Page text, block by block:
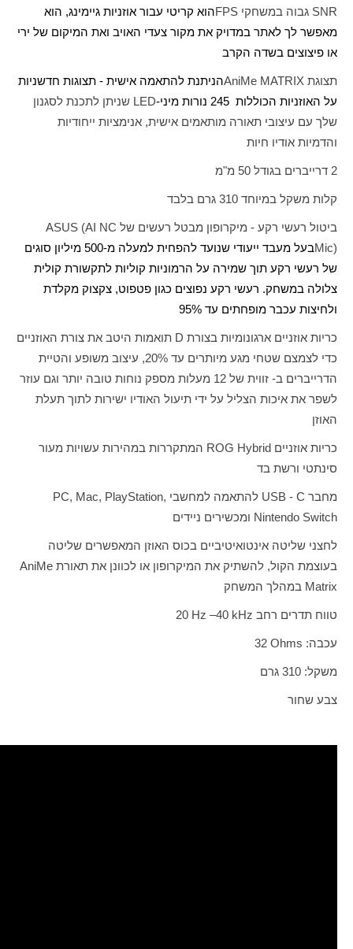
SNR גבוה במשחקי FPSהוא קריטי עבור אוזניות גיימינג, הוא
מאפשר לך לאתר במדויק את מקור צעדי האויב ואת המיקום של ירי
או פיצוצים בשדה הקרב
תצוגת AniMe MATRIXהניתנת להתאמה אישית - תצוגות חדשניות
על האוזניות הכוללות 245 נורות מיני-
LED שניתן לתכנת לסגנון
שלך עם עיצובי תאורה מותאמים אישית, אנימציות ייחודיות
והדמיות אודיו חיות
2 דרייברים בגודל 50 מ"מ
קלות משקל במיוחד 310 גרם בלבד
ביטול רעשי רקע - מיקרופון מבטל רעשים של ASUS (AI NC
Mic)
בעל מעבד ייעודי שנועד להפחית למעלה מ-500 מיליון סוגים
של רעשי רקע תוך שמירה על הרמוניות קוליות לתקשורת קולית
צלולה במשחק. רעשי רקע נפוצים כגון פטפוט, צקצוק מקלדת
ולחיצות עכבר מופחתים עד 95%
כריות אוזניים ארגונומיות בצורת D תואמות היטב את צורת האוזניים
כדי לצמצם שטחי מגע מיותרים עד 20%, עיצוב משופע והטיית
הדרייברים ב- זווית של 12 מעלות מספק נוחות טובה יותר וגם עוזר
לשפר את איכות הצליל על ידי תיעול האודיו ישירות לתוך תעלת
האוזן
כריות אוזניים ROG Hybrid המתקררות במהירות עשויות מעור
סינתטי ורשת בד
מחבר USB - C להתאמה למחשבי PC, Mac, PlayStation,
Nintendo Switch ומכשירים ניידים
לחצני שליטה אינטואיטיביים בכוס האוזן המאפשרים שליטה
בעוצמת הקול, להשתיק את המיקרופון או לכוונן את תאורת AniMe
Matrix במהלך המשחק
טווח תדרים רחב Hz –40 kHz
עכבה: Ohms
משקל: 310 גרם
צבע שחור